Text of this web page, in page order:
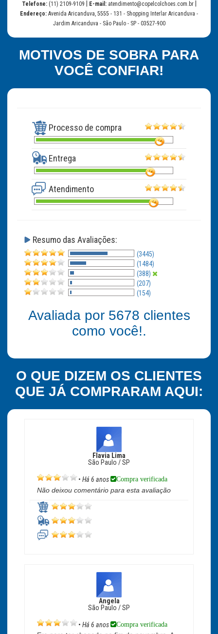
Telefone: (11) 2109-9109 E-mail:atendimento@copelcolchoes.com.br
Endereço: Avenida Aricanduva, 5555 - 131 - Shopping Interlar Aricanduva -
Jardim Aricanduva - São Paulo - SP - 03527-900
MOTIVOS DE SOBRA PARA
VOCÊ CONFIAR!
Processo de compra
Entrega
Atendimento
Resumo das Avaliações:
(3445)
(1484)
(388)
(207)
(154)
Avaliada por 5678 clientes
como você!.
O QUE DIZEM OS CLIENTES
QUE JÁ COMPRARAM AQUI:
Flavia Lima
São Paulo / SP
• Há 6 anos Compra verificada
Não deixou comentário para esta avaliação
Angela
São Paulo / SP
• Há 6 anos Compra verificada